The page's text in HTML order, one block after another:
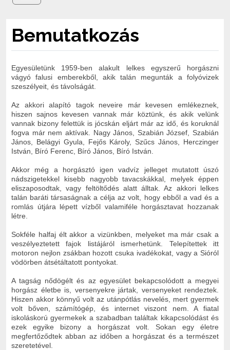
Bemutatkozás
Egyesületünk 1959-ben alakult lelkes egyszerű horgászni
vágyó falusi emberekből, akik talán megunták a folyóvizek
szeszélyeit, és távolságát.
Az akkori alapító tagok neveire már kevesen emlékeznek,
hiszen sajnos kevesen vannak már köztünk, és akik velünk
vannak bizony felettük is jócskán eljárt már az idő, és koruknál
fogva már nem aktívak. Nagy János, Szabián József, Szabián
János, Belágyi Gyula, Fejős Károly, Szűcs János, Herczinger
István, Bíró Ferenc, Bíró János, Bíró István.
Akkor még a horgásztó igen vadvíz jelleget mutatott úszó
nádszigetekkel kisebb nagyobb tavacskákkal, melyek éppen
eliszaposodtak, vagy feltöltődés alatt álltak. Az akkori lelkes
talán baráti társaságnak a célja az volt, hogy ebből a vad és a
romlás útjára lépett vízből valamiféle horgásztavat hozzanak
létre.
Sokféle halfaj élt akkor a vizünkben, melyeket ma már csak a
veszélyeztetett fajok listájáról ismerhetünk. Telepítettek itt
motoron nejlon zsákban hozott csuka ivadékokat, vagy a Sióról
vödörben átsétáltatott pontyokat.
A tagság nődögélt és az egyesület bekapcsolódott a megyei
horgász életbe is, versenyekre jártak, versenyeket rendeztek.
Hiszen akkor könnyű volt az utánpótlás nevelés, mert gyermek
volt bőven, számítógép, és internet viszont nem. A fiatal
iskoláskorú gyermekek a szabadban találtak kikapcsolódást és
ezek egyike bizony a horgászat volt. Sokan egy életre
megfertőződtek abban az időben a horgászat és a természet
szeretetével.